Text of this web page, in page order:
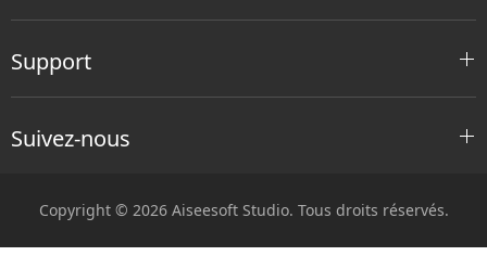
Support
Suivez-nous
Copyright © 2026 Aiseesoft Studio. Tous droits réservés.